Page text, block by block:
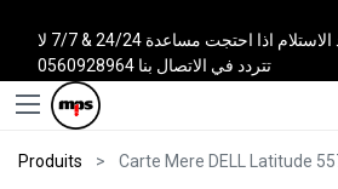
اطلب الان والدفع عند الاستلام اذا احتجت مساعدة 24/24 & 7/7 لا
تتردد في الاتصال بنا 0560928964
Produits Carte Mere DELL Latitude